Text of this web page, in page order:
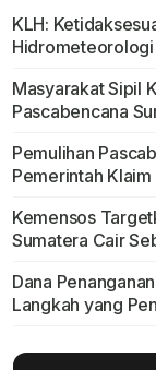
KLH:
Hidrometeorologi
Masyarakat Sipil
Pascabencana
Pemulihan
Pemerintah
Kemensos
Sumatera Cair
Dana
Langkah yang